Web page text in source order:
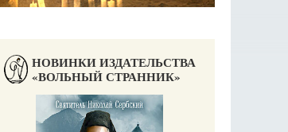
НОВИНКИ ИЗДАТЕЛЬСТВА
«ВОЛЬНЫЙ СТРАННИК»